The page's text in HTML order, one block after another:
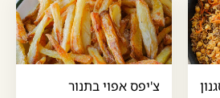
צ'יפס אפוי בתנור